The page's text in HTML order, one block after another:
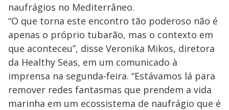
naufrágios no Mediterrâneo.
“O que torna este encontro tão poderoso não é
apenas o próprio tubarão, mas o contexto em
que aconteceu”, disse Veronika Mikos, diretora
da Healthy Seas, em um comunicado à
imprensa na segunda-feira. “Estávamos lá para
remover redes fantasmas que prendem a vida
marinha em um ecossistema de naufrágio que é